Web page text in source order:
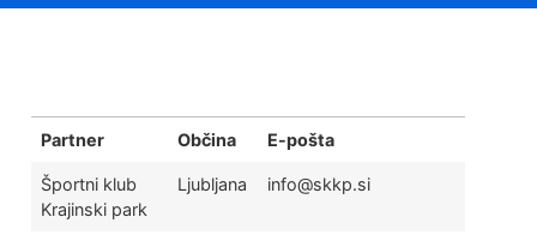
Partner Občina E-pošta
Športni klub
Krajinski park
Ljubljana info@skkp.si